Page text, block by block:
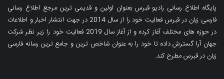
پایگاه اطلاع رسانی رادیو قبرس بعنوان اولین و قدیمی ترین مرجع اطلاع رسانی
فارسی زبان در قبرس فعالیت خود را از سال 2014 در جهت انتشار اخبار و اطلاعات
در حوزه های مختلف آغاز کرده و از آغاز سال 2019 فعالیت خود را زیر نظر شرکت
جهان آرا گسترش داده تا خود را به عنوان شاخص ترین و جامع ترین رسانه فارسی
زبان در قبرس مطرح کند.